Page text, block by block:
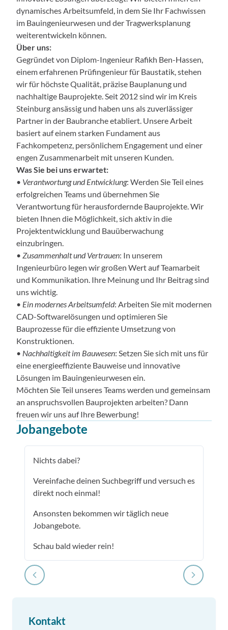
dynamisches Arbeitsumfeld, in dem Sie Ihr Fachwissen
im Bauingenieurwesen und der Tragwerksplanung
weiterentwickeln können.
Über uns:
Gegründet von Diplom-Ingenieur Rafikh Ben-Hassen,
einem erfahrenen Prüfingenieur für Baustatik, stehen
wir für höchste Qualität, präzise Bauplanung und
nachhaltige Bauprojekte. Seit 2012 sind wir im Kreis
Steinburg ansässig und haben uns als zuverlässiger
Partner in der Baubranche etabliert. Unsere Arbeit
basiert auf einem starken Fundament aus
Fachkompetenz, persönlichem Engagement und einer
engen Zusammenarbeit mit unseren Kunden.
Was Sie bei uns erwartet:
• Verantwortung und Entwicklung: Werden Sie Teil eines
erfolgreichen Teams und übernehmen Sie
Verantwortung für herausfordernde Bauprojekte. Wir
bieten Ihnen die Möglichkeit, sich aktiv in die
Projektentwicklung und Bauüberwachung
einzubringen.
• Zusammenhalt und Vertrauen: In unserem
Ingenieurbüro legen wir großen Wert auf Teamarbeit
und Kommunikation. Ihre Meinung und Ihr Beitrag sind
uns wichtig.
• Ein modernes Arbeitsumfeld: Arbeiten Sie mit modernen
CAD-Softwarelösungen und optimieren Sie
Bauprozesse für die effiziente Umsetzung von
Konstruktionen.
• Nachhaltigkeit im Bauwesen: Setzen Sie sich mit uns für
eine energieeffiziente Bauweise und innovative
Lösungen im Bauingenieurwesen ein.
Möchten Sie Teil unseres Teams werden und gemeinsam
an anspruchsvollen Bauprojekten arbeiten? Dann
freuen wir uns auf Ihre Bewerbung!
Jobangebote
Nichts dabei?
Vereinfache deinen Suchbegriff und versuch es
direkt noch einmal!
Ansonsten bekommen wir täglich neue
Jobangebote.
Schau bald wieder rein!
Kontakt